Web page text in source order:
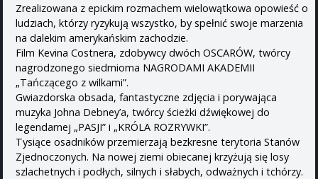
Zrealizowana z epickim rozmachem wielowątkowa opowieść o
ludziach, którzy ryzykują wszystko, by spełnić swoje marzenia
na dalekim amerykańskim zachodzie.
Film Kevina Costnera, zdobywcy dwóch OSCARÓW, twórcy
nagrodzonego siedmioma NAGRODAMI AKADEMII
„Tańczącego z wilkami”.
Gwiazdorska obsada, fantastyczne zdjęcia i porywająca
muzyka Johna Debney’a, twórcy ścieżki dźwiękowej do
legendarnej „PASJI” i „KRÓLA ROZRYWKI”.
Tysiące osadników przemierzają bezkresne terytoria Stanów
Zjednoczonych. Na nowej ziemi obiecanej krzyżują się losy
szlachetnych i podłych, silnych i słabych, odważnych i tchórzy.